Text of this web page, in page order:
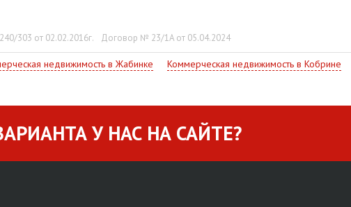
303 от 02.02.2016г. Договор № 23/1A от 05.04.2024
недвижимость в Жабинке Коммерческая недвижимость в Кобрине
У НАС НА САЙТЕ?